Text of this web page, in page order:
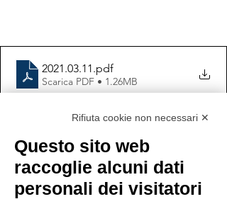
2021.03.11.pdf
Scarica PDF • 1.26MB
Rifiuta cookie non necessari ✕
Questo sito web
raccoglie alcuni dati
personali dei visitatori